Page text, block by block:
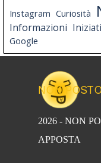
Instagram Curiosità
Informazioni
Google
NON
2026 - NON
APPOSTA